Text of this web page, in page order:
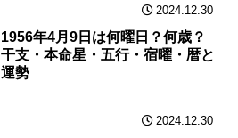
2024.12.30
1956年4月9日は何曜日？何歳？
干支・本命星・五行・宿曜・暦と
運勢
2024.12.30